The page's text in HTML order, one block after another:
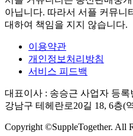
아닙니다. 따라서 서플 커뮤니
대하여 책임을 지지 않습니다.
이용약관
개인정보처리방침
서비스 피드백
대표이사 : 송승근 사업자 등록
강남구 테헤란로20길 18, 6층(
Copyright ©SuppleTogether. All